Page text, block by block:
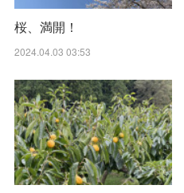
桜、満開！
2024.04.03 03:53